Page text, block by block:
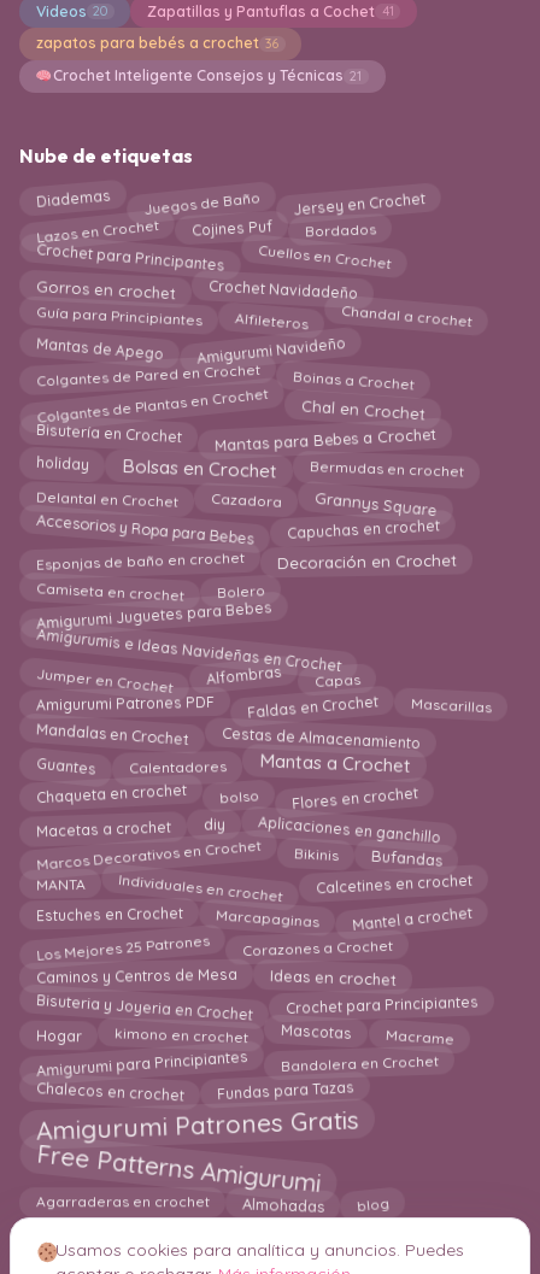
Videos 20 Zapatillas y Pantuflas a Cochet 41
zapatos para bebés a crochet 36
Crochet Inteligente Consejos y Técnicas 21
Nube de etiquetas
Diademas Juegos de Baño Jersey en Crochet
Lazos en Crochet Cojines Puf Bordados
Crochet para Principantes Cuellos en Crochet
Gorros en crochet Crochet Navidadeño
Guía para Principiantes Alfileteros Chandal a crochet
Mantas de Apego Amigurumi Navideño
Colgantes de Pared en Crochet Boinas a Crochet
Colgantes de Plantas en Crochet Chal en Crochet
Bisutería en Crochet Mantas para Bebes a Crochet
holiday Bolsas en Crochet Bermudas en crochet
Delantal en Crochet Cazadora Grannys Square
Accesorios y Ropa para Bebes Capuchas en crochet
Esponjas de baño en crochet Decoración en Crochet
Camiseta en crochet Bolero
Amigurumi Juguetes para Bebes
Amigurumis e Ideas Navideñas en Crochet
Jumper en Crochet Alfombras Capas
Amigurumi Patrones PDF Faldas en Crochet Mascarillas
Mandalas en Crochet Cestas de Almacenamiento
Guantes Calentadores Mantas a Crochet
Chaqueta en crochet bolso Flores en crochet
Macetas a crochet diy Aplicaciones en ganchillo
Marcos Decorativos en Crochet Bikinis Bufandas
MANTA Individuales en crochet Calcetines en crochet
Estuches en Crochet Marcapaginas Mantel a crochet
Los Mejores 25 Patrones Corazones a Crochet
Caminos y Centros de Mesa Ideas en crochet
Bisuteria y Joyeria en Crochet Crochet para Principiantes
Hogar kimono en crochet Mascotas Macrame
Amigurumi para Principiantes Bandolera en Crochet
Chalecos en crochet Fundas para Tazas
Amigurumi Patrones Gratis
Free Patterns Amigurumi
Agarraderas en crochet Almohadas blog
Usamos cookies para analítica y anuncios. Puedes